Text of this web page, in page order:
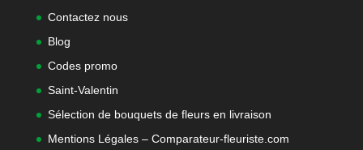
Contactez nous
Blog
Codes promo
Saint-Valentin
Sélection de bouquets de fleurs en livraison
Mentions Légales – Comparateur-fleuriste.com